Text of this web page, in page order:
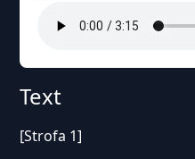
Text
[Strofa 1]